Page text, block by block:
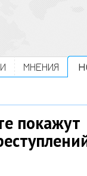
МНЕНИЯ
покажут